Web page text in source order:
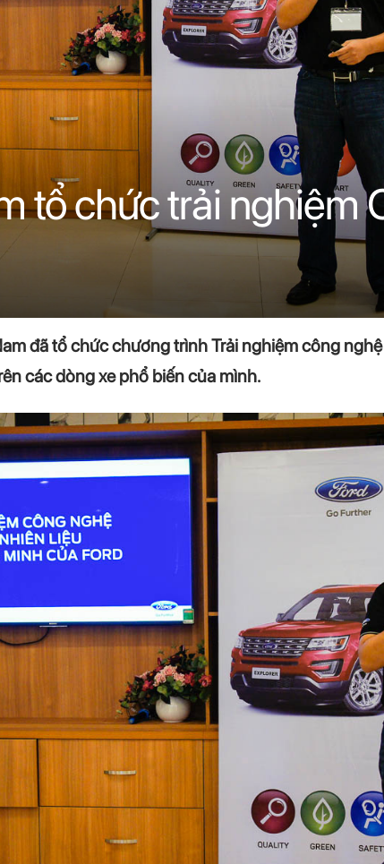
tổ chức trải nghiệm
đã tổ chức chương trình Trải nghiệm công
các dòng xe phổ biến của mình.